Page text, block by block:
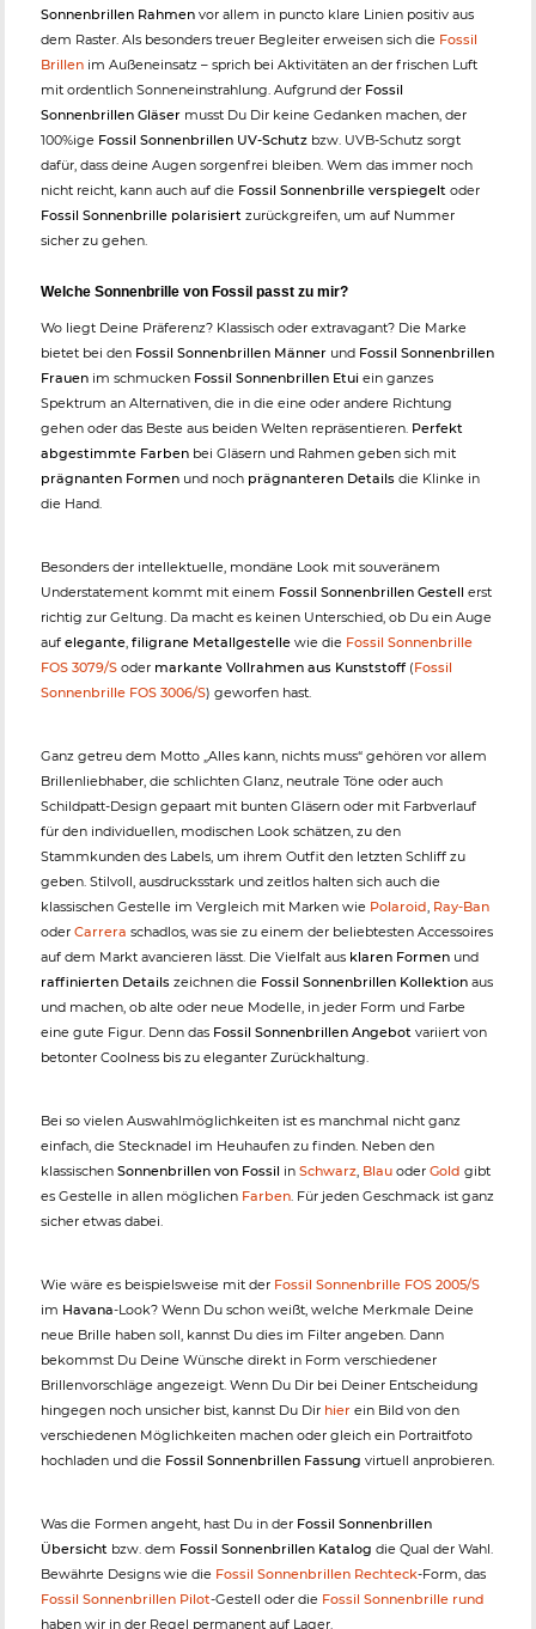
Sonnenbrillen Rahmen vor allem in puncto klare Linien positiv aus
dem Raster. Als besonders treuer Begleiter erweisen sich die Fossil
Brillen im Außeneinsatz – sprich bei Aktivitäten an der frischen Luft
mit ordentlich Sonneneinstrahlung. Aufgrund der Fossil
Sonnenbrillen Gläser musst Du Dir keine Gedanken machen, der
100%ige Fossil Sonnenbrillen UV-Schutz bzw. UVB-Schutz sorgt
dafür, dass deine Augen sorgenfrei bleiben. Wem das immer noch
nicht reicht, kann auch auf die Fossil Sonnenbrille verspiegelt oder
Fossil Sonnenbrille polarisiert zurückgreifen, um auf Nummer
sicher zu gehen.
Welche Sonnenbrille von Fossil passt zu mir?
Wo liegt Deine Präferenz? Klassisch oder extravagant? Die Marke
bietet bei den Fossil Sonnenbrillen Männer und Fossil Sonnenbrillen
Frauen im schmucken Fossil Sonnenbrillen Etui ein ganzes
Spektrum an Alternativen, die in die eine oder andere Richtung
gehen oder das Beste aus beiden Welten repräsentieren. Perfekt
abgestimmte Farben bei Gläsern und Rahmen geben sich mit
prägnanten Formen und noch prägnanteren Details die Klinke in
die Hand.
Besonders der intellektuelle, mondäne Look mit souveränem
Understatement kommt mit einem Fossil Sonnenbrillen Gestell erst
richtig zur Geltung. Da macht es keinen Unterschied, ob Du ein Auge
auf elegante, filigrane Metallgestelle wie die Fossil Sonnenbrille
FOS 3079/S oder markante Vollrahmen aus Kunststoff(Fossil
Sonnenbrille FOS 3006/S) geworfen hast.
Ganz getreu dem Motto „Alles kann, nichts muss“ gehören vor allem
Brillenliebhaber, die schlichten Glanz, neutrale Töne oder auch
Schildpatt-Design gepaart mit bunten Gläsern oder mit Farbverlauf
für den individuellen, modischen Look schätzen, zu den
Stammkunden des Labels, um ihrem Outfit den letzten Schliff zu
geben. Stilvoll, ausdrucksstark und zeitlos halten sich auch die
klassischen Gestelle im Vergleich mit Marken wie Polaroid, Ray-Ban
oder Carrera schadlos, was sie zu einem der beliebtesten Accessoires
auf dem Markt avancieren lässt. Die Vielfalt aus klaren Formen und
raffinierten Details zeichnen die Fossil Sonnenbrillen Kollektion aus
und machen, ob alte oder neue Modelle, in jeder Form und Farbe
eine gute Figur. Denn das Fossil Sonnenbrillen Angebot variiert von
betonter Coolness bis zu eleganter Zurückhaltung.
Bei so vielen Auswahlmöglichkeiten ist es manchmal nicht ganz
einfach, die Stecknadel im Heuhaufen zu finden. Neben den
klassischen Sonnenbrillen von Fossil in Schwarz, Blau oder Gold gibt
es Gestelle in allen möglichen Farben. Für jeden Geschmack ist ganz
sicher etwas dabei.
Wie wäre es beispielsweise mit der Fossil Sonnenbrille FOS 2005/S
im Havana-Look? Wenn Du schon weißt, welche Merkmale Deine
neue Brille haben soll, kannst Du dies im Filter angeben. Dann
bekommst Du Deine Wünsche direkt in Form verschiedener
Brillenvorschläge angezeigt. Wenn Du Dir bei Deiner Entscheidung
hingegen noch unsicher bist, kannst Du Dir hier ein Bild von den
verschiedenen Möglichkeiten machen oder gleich ein Portraitfoto
hochladen und die Fossil Sonnenbrillen Fassung virtuell anprobieren.
Was die Formen angeht, hast Du in der Fossil Sonnenbrillen
Übersicht bzw. dem Fossil Sonnenbrillen Katalog die Qual der Wahl.
Bewährte Designs wie die Fossil Sonnenbrillen Rechteck-Form, das
Fossil Sonnenbrillen Pilot-Gestell oder die Fossil Sonnenbrille rund
haben wir in der Regel permanent auf Lager.